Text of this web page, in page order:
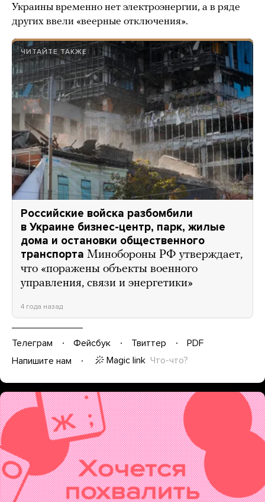
Украины временно нет электроэнергии, а в ряде
других ввели «веерные отключения».
ЧИТАЙТЕ ТАКЖЕ
Российские войска разбомбили
в Украине бизнес-центр, парк, жилые
дома и остановки общественного
транспорта Минобороны РФ утверждает,
что «поражены объекты военного
управления, связи и энергетики»
4 года назад
Телеграм Фейсбук Твиттер
PDF
Напишите нам
Magic link Что-что?